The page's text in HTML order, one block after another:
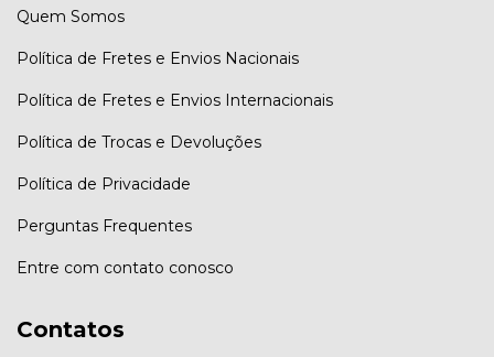
Quem Somos
Política de Fretes e Envios Nacionais
Política de Fretes e Envios Internacionais
Política de Trocas e Devoluções
Política de Privacidade
Perguntas Frequentes
Entre com contato conosco
Contatos